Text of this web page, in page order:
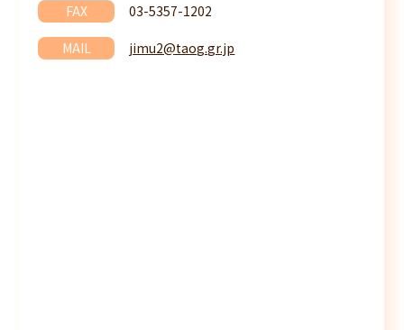
FAX 03-5357-1202
MAIL jimu2@taog.gr.jp